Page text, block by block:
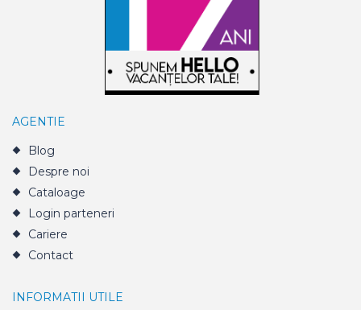
AGENTIE
Blog
Despre noi
Cataloage
Login parteneri
Cariere
Contact
INFORMATII UTILE